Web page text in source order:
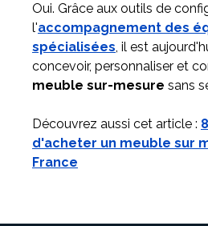
Oui. Grâce aux outils de
l'accompagnement des
spécialisées, il est
concevoir, personnaliser et
meuble sur-mesure sans
Découvrez aussi cet article :
d'acheter un meuble sur
France